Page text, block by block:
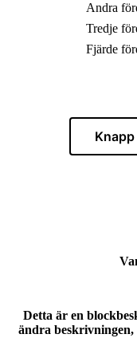
Andra
Tredje
Fjärde
Knapp
Detta är en
ändra beskrivningen,